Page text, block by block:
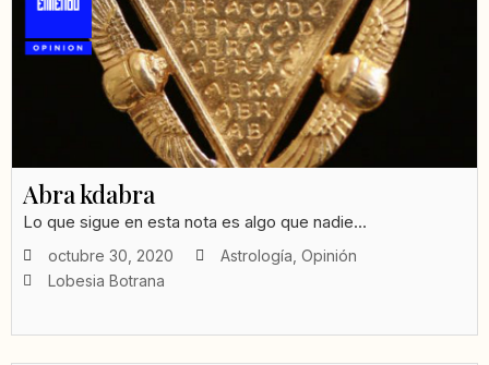
Abra kdabra
Lo que sigue en esta nota es algo que nadie...
octubre 30, 2020 Astrología Opinión
Lobesia Botrana